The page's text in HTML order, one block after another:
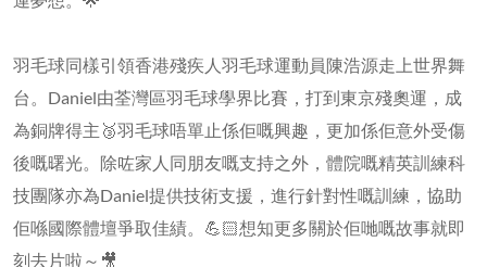
羽毛球同樣引領香港殘疾人羽毛球運動員陳浩源走上世界舞
台。Daniel由荃灣區羽毛球學界比賽，打到東京殘奧運，成
為銅牌得主🥉羽毛球唔單止係佢嘅興趣，更加係佢意外受傷
後嘅曙光。除咗家人同朋友嘅支持之外，體院嘅精英訓練科
技團隊亦為Daniel提供技術支援，進行針對性嘅訓練，協助
佢喺國際體壇爭取佳績。💪🏻想知更多關於佢哋嘅故事就即
刻去片啦～🎥